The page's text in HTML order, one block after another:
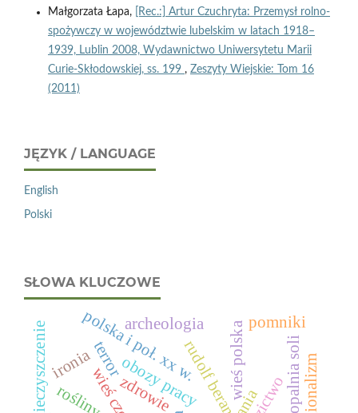
Małgorzata Łapa,
[Rec.:] Artur Czuchryta: Przemysł rolno-
spożywczy w województwie lubelskim w latach 1918–
1939, Lublin 2008, Wydawnictwo Uniwersytetu Marii
Curie-Skłodowskiej, ss. 199 , Zeszyty Wiejskie: Tom 16
(2011)
JĘZYK / LANGUAGE
English
Polski
SŁOWA KLUCZOWE
terror rudolf beran
obozy pracy kopalnia soli
wieś polska
polska i poł. xx w.
regionalizm
archeologia pomniki
zdrowie
zanieczyszczenie rośliny
ironia